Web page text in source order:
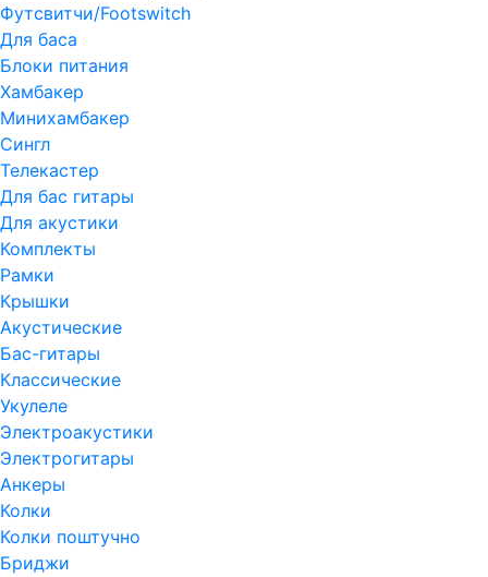
Футсвитчи/Footswitch
Для баса
Блоки питания
Хамбакер
Минихамбакер
Сингл
Телекастер
Для бас гитары
Для акустики
Комплекты
Рамки
Крышки
Акустические
Бас-гитары
Классические
Укулеле
Электроакустики
Электрогитары
Анкеры
Колки
Колки поштучно
Бриджи